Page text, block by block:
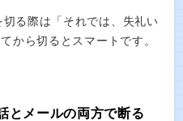
る際は「それでは、失礼い
から切るとスマートです。
とメールの両方で断る